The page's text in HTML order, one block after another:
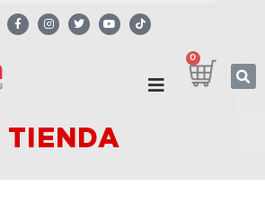
0
TIENDA